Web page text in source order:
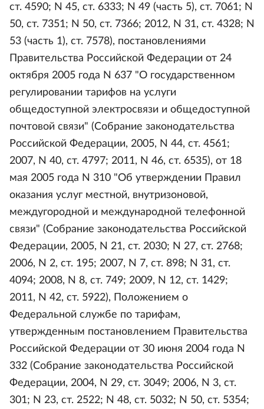
ст. 4590; N 45, ст. 6333; N 49 (часть 5), ст. 7061; N
50, ст. 7351; N 50, ст. 7366; 2012, N 31, ст. 4328; N
53 (часть 1), ст. 7578), постановлениями
Правительства Российской Федерации от 24
октября 2005 года N 637 "О государственном
регулировании тарифов на услуги
общедоступной электросвязи и общедоступной
почтовой связи" (Собрание законодательства
Российской Федерации, 2005, N 44, ст. 4561;
2007, N 40, ст. 4797; 2011, N 46, ст. 6535), от 18
мая 2005 года N 310 "Об утверждении Правил
оказания услуг местной, внутризоновой,
междугородной и международной телефонной
связи" (Собрание законодательства Российской
Федерации, 2005, N 21, ст. 2030; N 27, ст. 2768;
2006, N 2, ст. 195; 2007, N 7, ст. 898; N 31, ст.
4094; 2008, N 8, ст. 749; 2009, N 12, ст. 1429;
2011, N 42, ст. 5922), Положением о
Федеральной службе по тарифам,
утвержденным постановлением Правительства
Российской Федерации от 30 июня 2004 года N
332 (Собрание законодательства Российской
Федерации, 2004, N 29, ст. 3049; 2006, N 3, ст.
301; N 23, ст. 2522; N 48, ст. 5032; N 50, ст. 5354;